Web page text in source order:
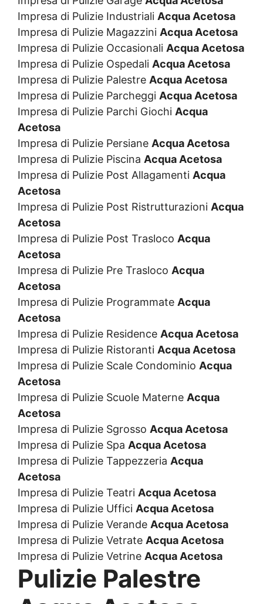
Impresa di Pulizie Industriali Acqua Acetosa
Impresa di Pulizie Magazzini Acqua Acetosa
Impresa di Pulizie Occasionali Acqua Acetosa
Impresa di Pulizie Ospedali Acqua Acetosa
Impresa di Pulizie Palestre Acqua Acetosa
Impresa di Pulizie Parcheggi Acqua Acetosa
Impresa di Pulizie Parchi Giochi Acqua
Acetosa
Impresa di Pulizie Persiane Acqua Acetosa
Impresa di Pulizie Piscina Acqua Acetosa
Impresa di Pulizie Post Allagamenti Acqua
Acetosa
Impresa di Pulizie Post Ristrutturazioni Acqua
Acetosa
Impresa di Pulizie Post Trasloco Acqua
Acetosa
Impresa di Pulizie Pre Trasloco Acqua
Acetosa
Impresa di Pulizie Programmate Acqua
Acetosa
Impresa di Pulizie Residence Acqua Acetosa
Impresa di Pulizie Ristoranti Acqua Acetosa
Impresa di Pulizie Scale Condominio Acqua
Acetosa
Impresa di Pulizie Scuole Materne Acqua
Acetosa
Impresa di Pulizie Sgrosso Acqua Acetosa
Impresa di Pulizie Spa Acqua Acetosa
Impresa di Pulizie Tappezzeria Acqua
Acetosa
Impresa di Pulizie Teatri Acqua Acetosa
Impresa di Pulizie Uffici Acqua Acetosa
Impresa di Pulizie Verande Acqua Acetosa
Impresa di Pulizie Vetrate Acqua Acetosa
Impresa di Pulizie Vetrine Acqua Acetosa
Pulizie Palestre